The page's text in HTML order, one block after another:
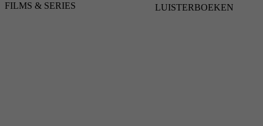
FILMS & SERIES LUISTERBOEKEN